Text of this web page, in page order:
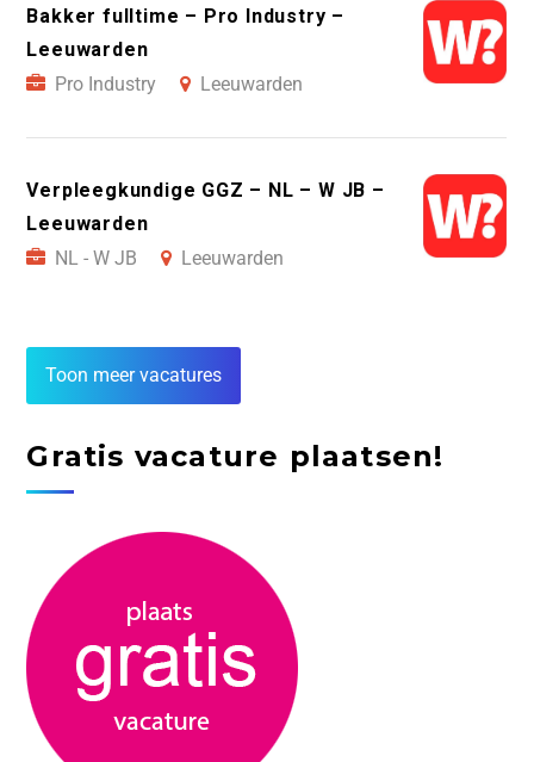
Bakker fulltime – Pro Industry –
Leeuwarden
Pro Industry
Leeuwarden
Verpleegkundige GGZ – NL – W JB –
Leeuwarden
NL - W JB
Leeuwarden
Toon meer vacatures
Gratis vacature plaatsen!